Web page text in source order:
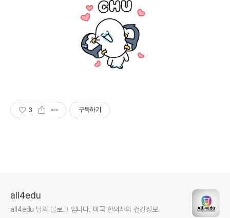
3 구독하기
all4edu
all4edu 님의 블로그 입니다. 미국 한의사의 건강정보